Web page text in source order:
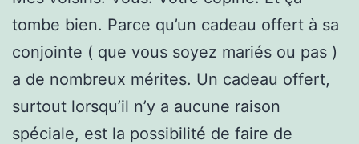
tombe bien. Parce qu’un cadeau offert à sa
conjointe ( que vous soyez mariés ou pas )
a de nombreux mérites. Un cadeau offert,
surtout lorsqu’il n’y a aucune raison
spéciale, est la possibilité de faire de